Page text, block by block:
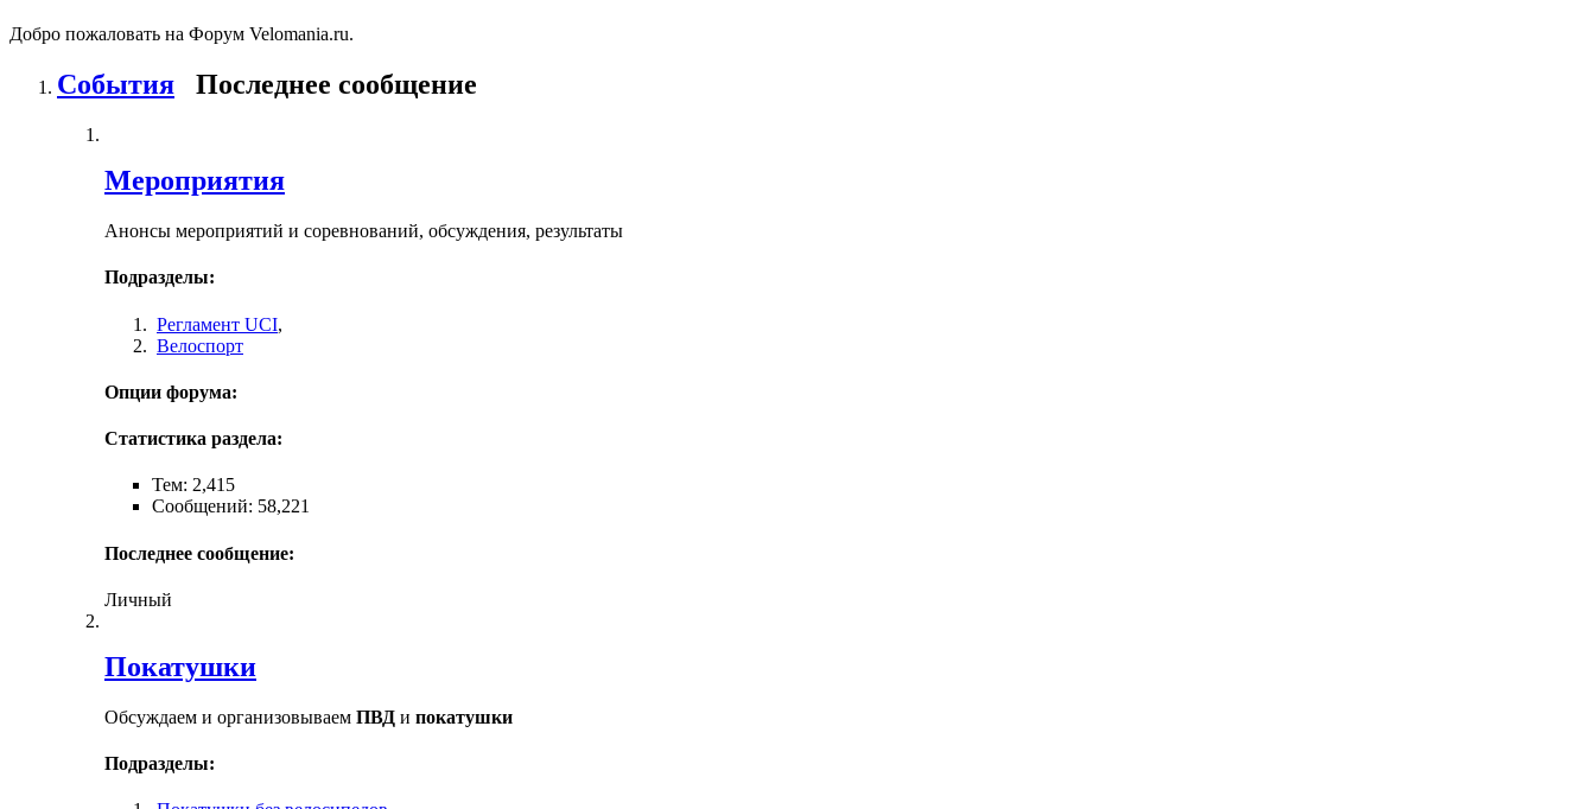
Добро пожаловать на Форум Velomania.ru.
События Последнее сообщение
Мероприятия
Анонсы мероприятий и соревнований, обсуждения, результаты
Подразделы:
Регламент UCI,
Велоспорт
Опции форума:
Статистика раздела:
Тем: 2,415
Сообщений: 58,221
Последнее сообщение:
Личный
Покатушки
Обсуждаем и организовываем ПВД и покатушки
Подразделы: